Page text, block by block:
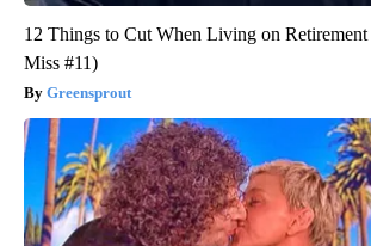
12 Things to Cut When Living on
Miss #11)
Greensprout